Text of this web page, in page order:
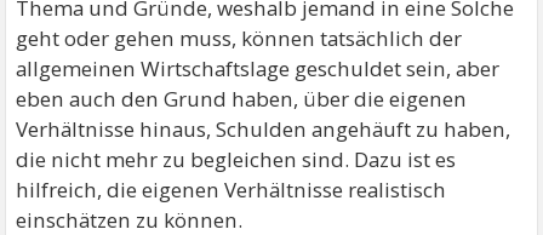
Thema und Gründe, weshalb jemand in eine Solche
geht oder gehen muss, können tatsächlich der
allgemeinen Wirtschaftslage geschuldet sein, aber
eben auch den Grund haben, über die eigenen
Verhältnisse hinaus, Schulden angehäuft zu haben,
die nicht mehr zu begleichen sind. Dazu ist es
hilfreich, die eigenen Verhältnisse realistisch
einschätzen zu können.